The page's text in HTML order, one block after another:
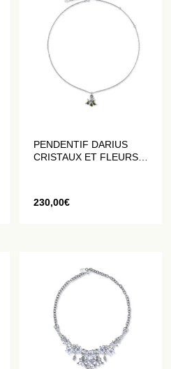
PENDENTIF DARIUS
CRISTAUX ET FLEURS
230,00€